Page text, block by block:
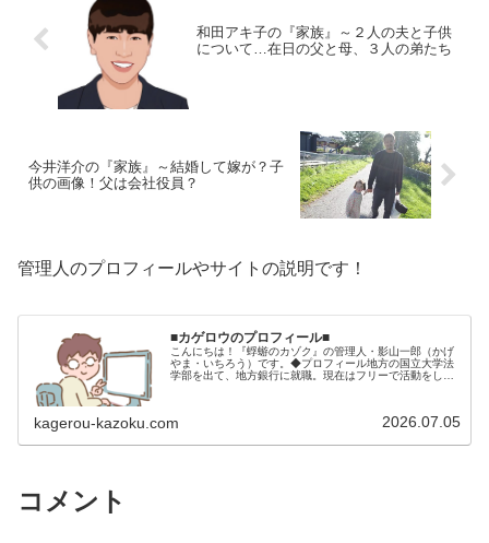
和田アキ子の『家族』～２人の夫と子供
について…在日の父と母、３人の弟たち
今井洋介の『家族』～結婚して嫁が？子
供の画像！父は会社役員？
管理人のプロフィールやサイトの説明です！
■カゲロウのプロフィール■
こんにちは！『蜉蝣のカゾク』の管理人・影山一郎（かげ
やま・いちろう）です。◆プロフィール地方の国立大学法
学部を出て、地方銀行に就職。現在はフリーで活動をして
kagerou-kazoku.com 2026.07.05
コメント